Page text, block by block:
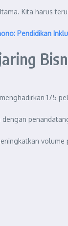
Kita harus
Pendidikan
175